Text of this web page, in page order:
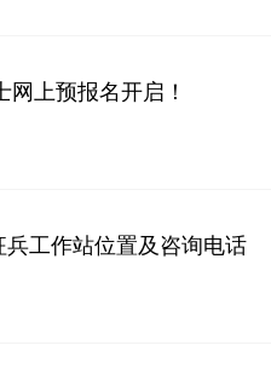
上预报名开启！
工作站位置及咨询电话